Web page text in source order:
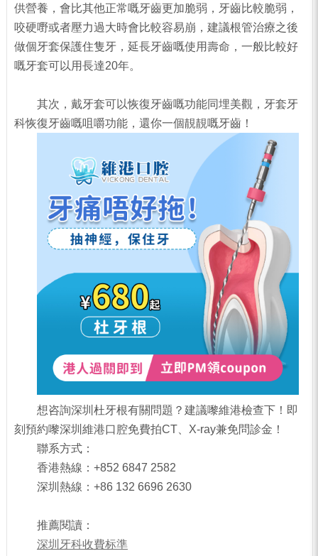
供營養，會比其他正常嘅牙齒更加脆弱，牙齒比較脆弱，
咬硬嘢或者壓力過大時會比較容易崩，建議根管治療之後
做個牙套保護住隻牙，延長牙齒嘅使用壽命，一般比較好
嘅牙套可以用長達20年。
其次，戴牙套可以恢復牙齒嘅功能同埋美觀，牙套牙
科恢復牙齒嘅咀嚼功能，還你一個靚靚嘅牙齒！
想咨詢深圳杜牙根有關問題？建議嚟維港檢查下！即
刻預約嚟深圳維港口腔免費拍CT、X-ray兼免問診金！
聯系方式：
香港熱線：+852 6847 2582
深圳熱線：+86 132 6696 2630
推薦閱讀：
深圳牙科收費标準